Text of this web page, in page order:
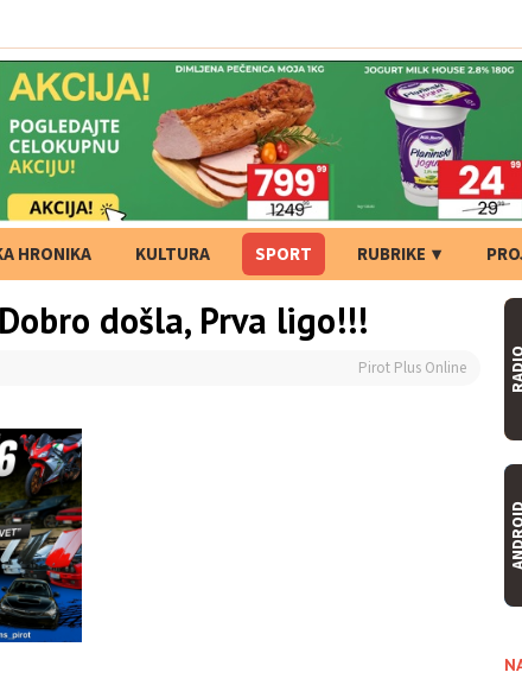
HRONIKA KULTURA SPORT RUBRIKE
došla, Prva ligo!!!
Pirot Plus Online RADIO
ANDROID